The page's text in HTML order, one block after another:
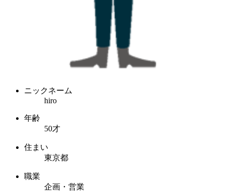
ニックネーム
hiro
年齢
50才
住まい
東京都
職業
企画・営業